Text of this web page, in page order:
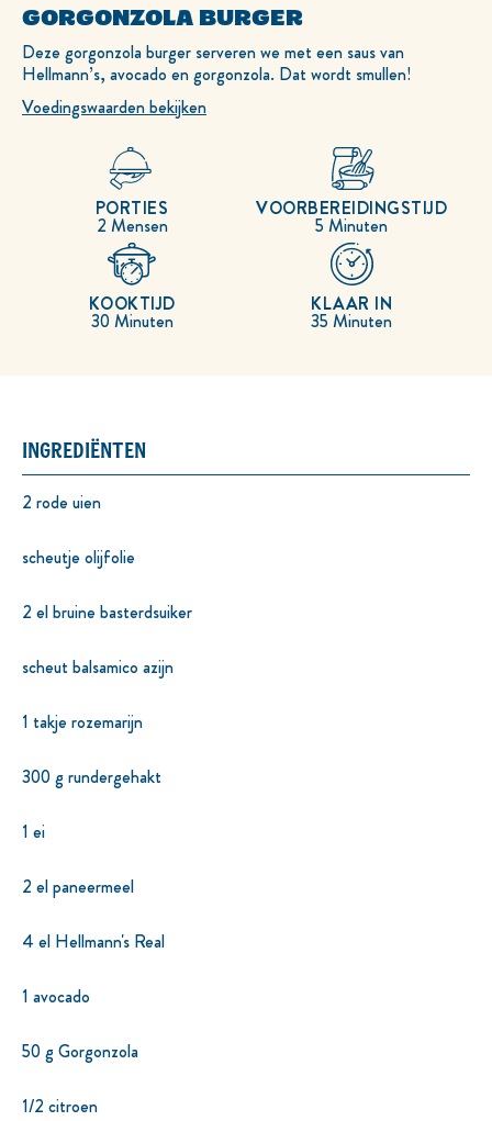
GORGONZOLA BURGER
Deze gorgonzola burger serveren we met een saus van
Hellmann’s, avocado en gorgonzola. Dat wordt smullen!
Voedingswaarden bekijken
2 Mensen
PORTIES
5 Minuten
VOORBEREIDINGSTIJD
30 Minuten
KOOKTIJD
35 Minuten
KLAAR IN
INGREDIËNTEN
2 rode uien
scheutje olijfolie
2 el bruine basterdsuiker
scheut balsamico azijn
1 takje rozemarijn
300 g rundergehakt
1 ei
2 el paneermeel
4 el Hellmann's Real
1 avocado
50 g Gorgonzola
1/2 citroen